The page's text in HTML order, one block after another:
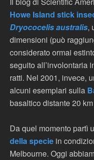
Howe Island stick
Dryococelisaustralis,
dimensioni (può
considerato ormai
seguito all’involontaria
ratti. Nel 2001, invece,
alcuni esemplari sulla
basaltico distante 20
Da quel momento partì
della specie in
Melbourne. Oggi